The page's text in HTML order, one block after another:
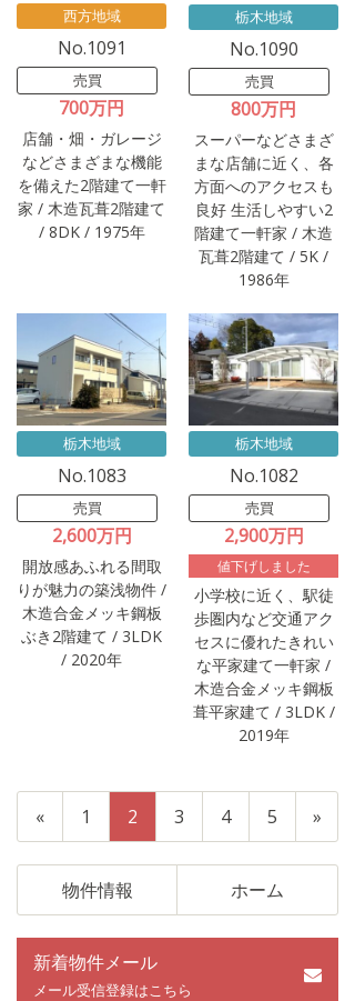
西方地域
No.1091
売買
700万円
店舗・畑・ガレージ
などさまざまな機能
を備えた2階建て一軒
家 / 木造瓦葺2階建て
/ 8DK / 1975年
栃木地域
No.1090
売買
800万円
スーパーなどさまざ
まな店舗に近く、各
方面へのアクセスも
良好 生活しやすい2
階建て一軒家 / 木造
瓦葺2階建て / 5K /
1986年
栃木地域
No.1083
売買
2,600万円
開放感あふれる間取
りが魅力の築浅物件 /
木造合金メッキ鋼板
ぶき2階建て / 3LDK
/ 2020年
栃木地域
No.1082
売買
2,900万円
値下げしました
小学校に近く、駅徒
歩圏内など交通アク
セスに優れたきれい
な平家建て一軒家 /
木造合金メッキ鋼板
葺平家建て / 3LDK /
2019年
« 1 2 3 4 5 »
物件情報 ホーム
新着物件メール
メール受信登録はこちら